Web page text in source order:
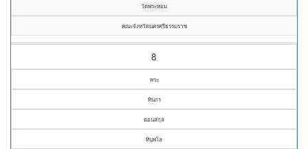
วัดพระหอม
คณะจังหวัดนครศรีธรรมราช
8
พระ
ทินกร
ดอนสกุล
ทินฺพโล